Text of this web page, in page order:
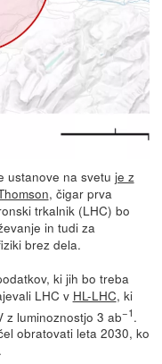
ustanove na svetu je z
, čigar prva
trkalnik (LHC) bo
in tudi za
brez dela.
ki jih bo treba
LHC v HL-LHC, ki
z luminoznostjo 3 ab−1.
obratovati leta 2030, ko